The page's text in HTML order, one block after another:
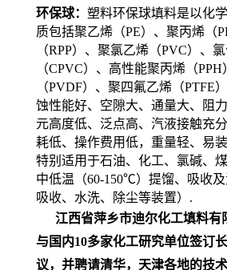
环保球： 塑料环保球填料是以化
质包括聚乙烯（PE）、聚丙烯（
（RPP）、聚氯乙烯（PVC）、
（CPVC）、高性能聚丙烯（
（PVDF）、聚四氟乙烯（PTFE
蚀性能好、空隙大、通量大、阻
元高度低、泛点高、汽液接触充
耗低、操作费用低，重量轻、易
特别适用于石油、化工、氯碱、
中低温（60-150℃）提馏、吸收
吸收、水洗、除尘等装置）.
江西省萍乡市迪尔化工填料有
与国内10多家化工研究单位签订
议，并聘请清华，天津各地的技术